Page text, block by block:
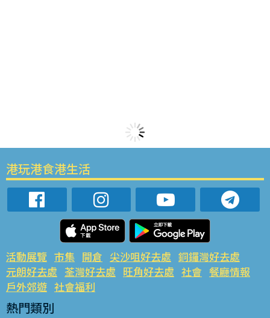
港玩港食港生活
活動展覽 市集 開倉 尖沙咀好去處 銅鑼灣好去處
元朗好去處 荃灣好去處 旺角好去處 社會 餐廳情報
戶外郊遊 社會福利
熱門類別